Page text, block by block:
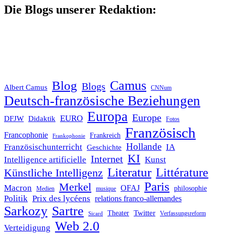
Die Blogs unserer Redaktion:
Albert Camus Blog Blogs Camus CNNum
Deutsch-französische Beziehungen
DFJW Didaktik EURO Europa Europe Fotos
Francophonie Frankophonie Frankreich Französisch
Französischunterricht Geschichte Hollande IA
Intelligence artificielle Internet KI Kunst
Künstliche Intelligenz Literatur Littérature
Macron Medien Merkel musique OFAJ Paris philosophie
Politik Prix des lycéens relations franco-allemandes
Sarkozy Sartre Sicard Theater Twitter Verfassungsreform
Verteidigung Web 2.0